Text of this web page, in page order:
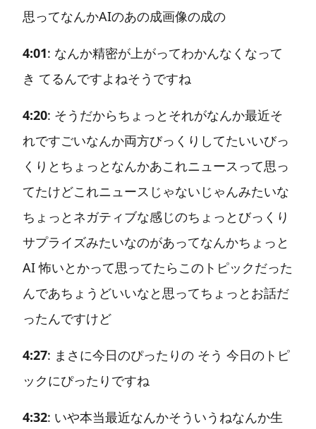
思ってなんかAIのあの成画像の成の
4:01: なんか精密が上がってわかんなくなって
き てるんですよねそうですね
4:20: そうだからちょっとそれがなんか最近そ
れですごいなんか両方びっくりしてたいいびっ
くりとちょっとなんかあこれニュースって思っ
てたけどこれニュースじゃないじゃんみたいな
ちょっとネガティブな感じのちょっとびっくり
サプライズみたいなのがあってなんかちょっと
AI 怖いとかって思ってたらこのトピックだった
んであちょうどいいなと思ってちょっとお話だ
ったんですけど
4:27: まさに今日のぴったりの そう 今日のトピ
ックにぴったりですね
4:32: いや本当最近なんかそういうねなんか生